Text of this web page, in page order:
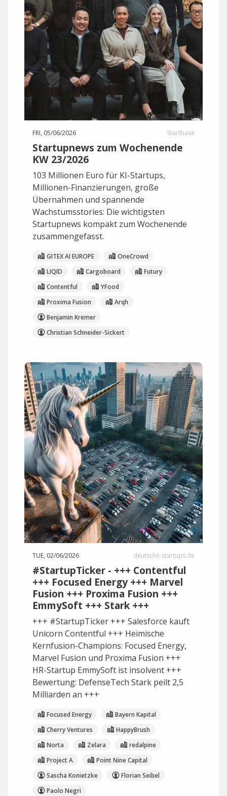
FRI, 05/06/2026 Startbase
Startupnews zum Wochenende
KW 23/2026
103 Millionen Euro für KI-Startups,
Millionen-Finanzierungen, große
Übernahmen und spannende
Wachstumsstories: Die wichtigsten
Startupnews kompakt zum Wochenende
zusammengefasst.
GITEX AI EUROPE
OneCrowd
LIQID
Cargoboard
Futury
Contentful
YFood
Proxima Fusion
Arqh
Benjamin Kremer
Christian Schneider-Sickert
TUE, 02/06/2026 deutsche-startups.de
#StartupTicker - +++ Contentful
+++ Focused Energy +++ Marvel
Fusion +++ Proxima Fusion +++
EmmySoft +++ Stark +++
+++ #StartupTicker +++ Salesforce kauft
Unicorn Contentful +++ Heimische
Kernfusion-Champions: Focused Energy,
Marvel Fusion und Proxima Fusion +++
HR-Startup EmmySoft ist insolvent +++
Bewertung: DefenseTech Stark peilt 2,5
Milliarden an +++
Focused Energy
Bayern Kapital
Cherry Ventures
HappyBrush
Norta
Zelara
redalpine
Project A
Point Nine Capital
Sascha Konietzke
Florian Seibel
Paolo Negri